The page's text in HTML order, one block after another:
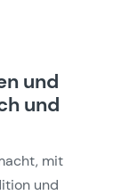
und
und
mit
und